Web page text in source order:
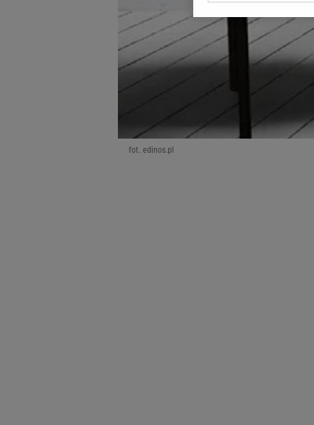
fot. edinos.pl
dotyczące plików
odnośnik „Ustawienia
plików cookie możliwa
My, nasi Zaufani
Użycie dokładnych
Przechowywanie
badnie odbiorców i